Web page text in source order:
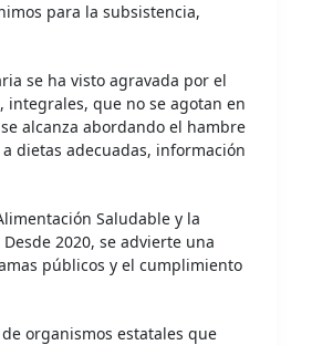
para la subsistencia,
se ha visto agravada por el
integrales, que no se agotan en
alcanza abordando el hambre
dietas adecuadas, información
Saludable y la
2020, se advierte una
públicos y el cumplimiento
organismos estatales que